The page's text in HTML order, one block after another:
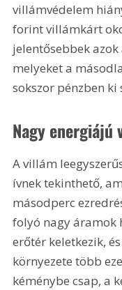
villámvédelem
forint villámkárt
jelentősebbek
melyeket a
sokszor pénzben ki
Nagy energiájú
A villám
ívnek tekinthető,
másodperc
folyó nagy áramok
erőtér keletkezik,
környezete több
kéménybe csap, a